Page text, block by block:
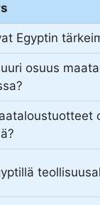
Egyptin
osuus